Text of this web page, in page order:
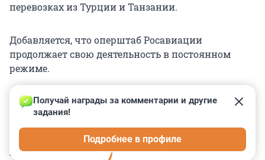
перевозках из Турции и Танзании.
Добавляется, что оперштаб Росавиации
продолжает свою деятельность в постоянном
режиме.
КОММЕНТАРИИ 1
Получай награды за комментарии и другие
задания!
Подробнее в профиле